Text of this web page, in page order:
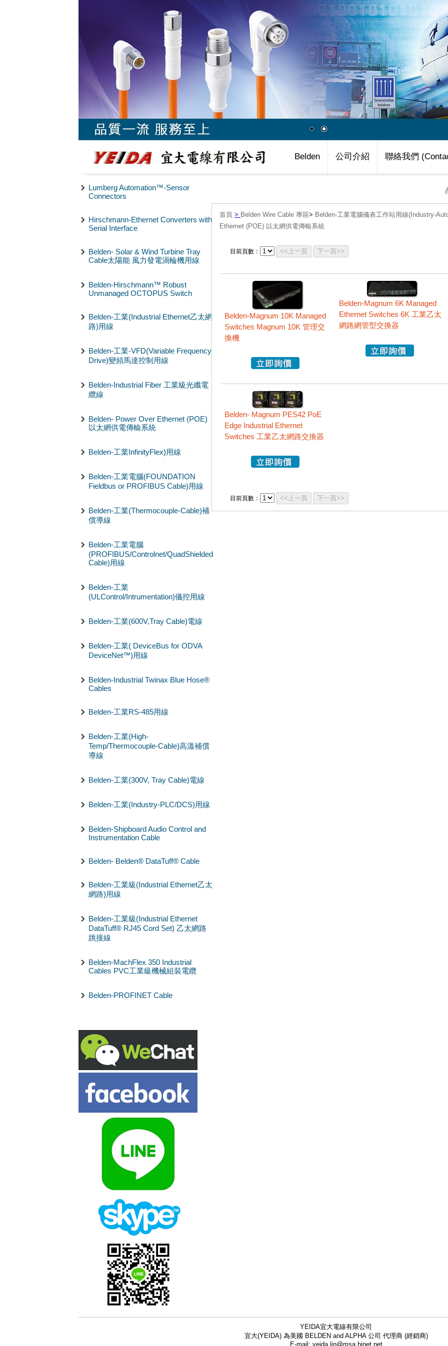
Belden 公司介紹 聯絡我們
Lumberg Automation™-Sensor
Connectors
Hirschmann-Ethernet Converters with
Serial Interface
Belden- Solar & Wind Turbine Tray
Cable太陽能 風力發電渦輪機用線
Belden-Hirschmann™ Robust
Unmanaged OCTOPUS Switch
Belden-工業(Industrial Ethernet乙太網
路)用線
Belden-工業-VFD(Variable Frequency
Drive)變頻馬達控制用線
Belden-Industrial Fiber 工業級光纖電
纜線
Belden- Power Over Ethernet (POE)
以太網供電傳輸系統
Belden-工業InfinityFlex)用線
Belden-工業電腦(FOUNDATION
Fieldbus or PROFIBUS Cable)用線
Belden-工業(Thermocouple-Cable)補
償導線
Belden-工業電腦
(PROFIBUS/Controlnet/QuadShielded
Cable)用線
Belden-工業
(ULControl/Intrumentation)儀控用線
Belden-工業(600V,Tray Cable)電線
Belden-工業( DeviceBus for ODVA
DeviceNet™)用線
Belden-Industrial Twinax Blue Hose®
Cables
Belden-工業RS-485用線
Belden-工業(High-
Temp/Thermocouple-Cable)高溫補償
導線
Belden-工業(300V, Tray Cable)電線
Belden-工業(Industry-PLC/DCS)用線
Belden-Shipboard Audio Control and
Instrumentation Cable
Belden- Belden® DataTuff® Cable
Belden-工業級(Industrial Ethernet乙太
網路)用線
Belden-工業級(Industrial Ethernet
DataTuff® RJ45 Cord Set) 乙太網路
跳接線
Belden-MachFlex 350 Industrial
Cables PVC工業級機械組裝電纜
Belden-PROFINET Cable
首頁 > Belden Wire Cable 專區> Belden-工業電腦儀表工作站用線(Industry-
Ethernet (POE) 以太網供電傳輸系統
目前頁數： <<上一頁 下一頁>>
Belden-Magnum 10K Managed
Switches Magnum 10K 管理交
換機
Belden-Magnum 6K Managed
Ethernet Switches 6K 工業乙太
網路網管型交換器
Belden- Magnum PES42 PoE
Edge Industrial Ethernet
Switches 工業乙太網路交換器
目前頁數： <<上一頁 下一頁>>
YEIDA宜大電線有限公司
宜大(YEIDA) 為美國 BELDEN and ALPHA 公司 代理商 (經銷商)
E-mail: yeida.lin@msa.hinet.net